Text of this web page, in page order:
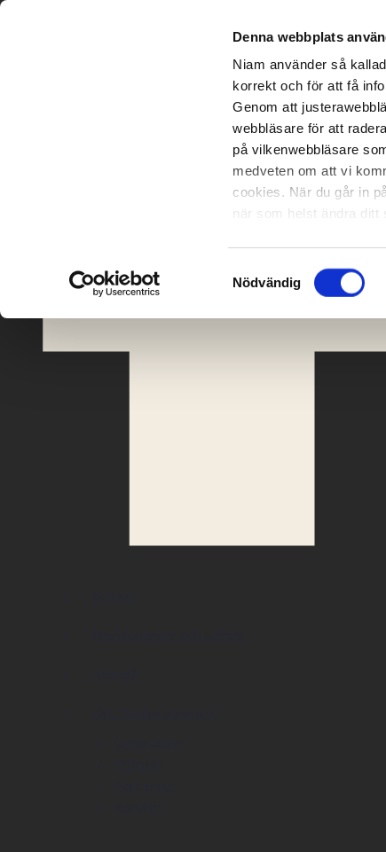
Denna webbplats
Niam använder så
korrekt och för att få
Genom att
webbläsare för att
på vilkenwebbläsare
medveten om att vi
cookies. När du går in
när som helst ändra ditt
Nödvändig